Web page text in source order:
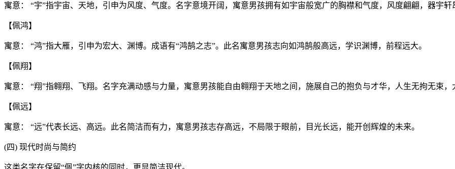
寓意： “宇”指宇宙、天地，引申为风度、气度。名字意境开阔，寓意男孩拥有如宇宙般宽广的胸襟和气度，风度翩翩，器宇轩
【佩鸿】
寓意： “鸿”指大雁，引申为宏大、渊博。成语有“鸿鹄之志”。此名寓意男孩志向如鸿鹄般高远，学识渊博，前程远大。
【佩翔】
寓意： “翔”指翱翔、飞翔。名字充满动感与力量，寓意男孩能自由翱翔于天地之间，施展自己的抱负与才华，人生无拘无束，
【佩远】
寓意： “远”代表长远、高远。此名简洁而有力，寓意男孩志存高远，不局限于眼前，目光长远，能开创辉煌的未来。
(四) 现代时尚与简约
这类名字在保留“佩”字内核的同时，更显简洁现代。